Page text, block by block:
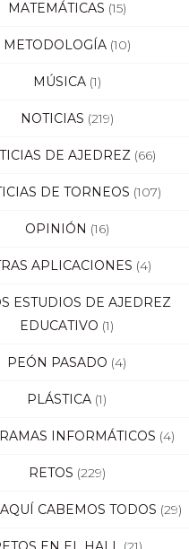
MATEMÁTICAS (15)
METODOLOGÍA(10)
MÚSICA(1)
NOTICIAS (219)
DE AJEDREZ (66)
DE TORNEOS (107)
OPINIÓN (16)
APLICACIONES (4)
ESTUDIOS DE AJEDREZ
EDUCATIVO (1)
PEÓN PASADO (4)
PLÁSTICA (1)
INFORMÁTICOS (4)
RETOS (229)
CABEMOS TODOS (29)